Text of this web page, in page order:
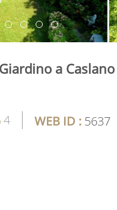
a Caslano
4 WEB ID : 5637